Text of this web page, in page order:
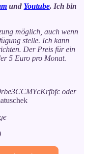
und Youtube. Ich bin
möglich, auch wenn
stelle. Ich kann
Der Preis für ein
5 Euro pro Monat.
oder